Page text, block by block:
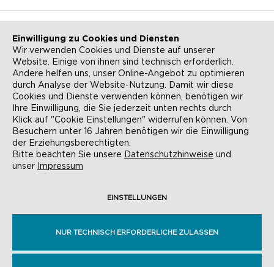
NEWSLETTER KONTAKT
ANFAHRT BARRIEREFREIHEIT
SUCHE AGB
DATENSCHUTZ
COOKIE-EINSTELLUNGEN
© EVANGELISCHE AKADEMIE FRANKFURT,
Einwilligung zu Cookies und Diensten
Wir verwenden Cookies und Dienste auf unserer
Website. Einige von ihnen sind technisch erforderlich.
Andere helfen uns, unser Online-Angebot zu optimieren
durch Analyse der Website-Nutzung. Damit wir diese
Cookies und Dienste verwenden können, benötigen wir
Ihre Einwilligung, die Sie jederzeit unten rechts durch
Klick auf "Cookie Einstellungen" widerrufen können. Von
Besuchern unter 16 Jahren benötigen wir die Einwilligung
der Erziehungsberechtigten.
Bitte beachten Sie unsere Datenschutzhinweise und
unser Impressum
EINSTELLUNGEN
NUR TECHNISCH ERFORDERLICHE ZULASSEN